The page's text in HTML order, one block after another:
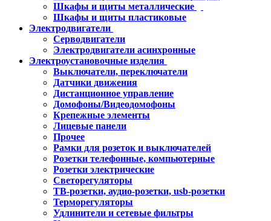
Шкафы и щиты металлические
Шкафы и щиты пластиковые
Электродвигатели
Серводвигатели
Электродвигатели асинхронные
Электроустановочные изделия
Выключатели, переключатели
Датчики движения
Дистанционное управление
Домофоны/Видеодомофоны
Крепежные элементы
Лицевые панели
Прочее
Рамки для розеток и выключателей
Розетки телефонные, компьютерные
Розетки электрические
Светорегуляторы
ТВ-розетки, аудио-розетки, usb-розетки
Терморегуляторы
Удлинители и сетевые фильтры